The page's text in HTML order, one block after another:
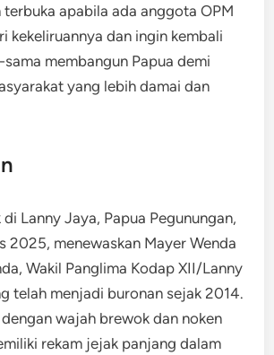
apabila ada anggota OPM
kekeliruannya dan ingin kembali
membangun Papua demi
yang lebih damai dan
Lanny Jaya, Papua Pegunungan,
2025, menewaskan Mayer Wenda
Wakil Panglima Kodap XII/Lanny
telah menjadi buronan sejak 2014​.
wajah brewok dan noken
rekam jejak panjang dalam